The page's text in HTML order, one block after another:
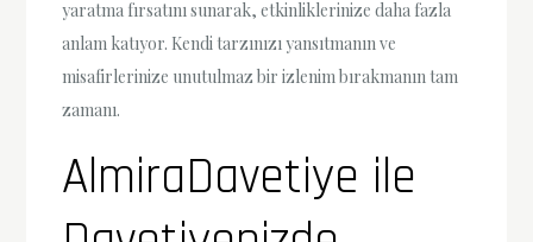
yaratma fırsatını sunarak, etkinliklerinize daha fazla
anlam katıyor. Kendi tarzınızı yansıtmanın ve
misafirlerinize unutulmaz bir izlenim bırakmanın tam
zamanı.
AlmiraDavetiye ile